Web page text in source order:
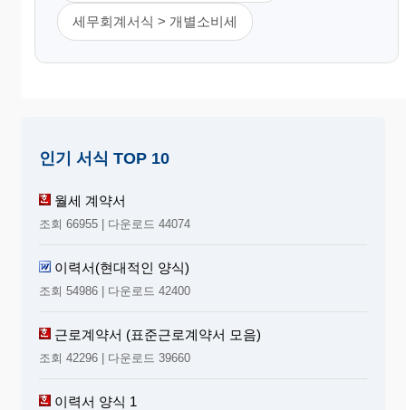
세무회계서식 > 개별소비세
인기 서식 TOP 10
월세 계약서
조회 66955 | 다운로드 44074
이력서(현대적인 양식)
조회 54986 | 다운로드 42400
근로계약서 (표준근로계약서 모음)
조회 42296 | 다운로드 39660
이력서 양식 1